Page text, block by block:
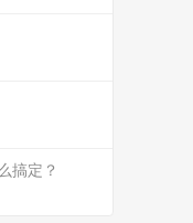
搞定？